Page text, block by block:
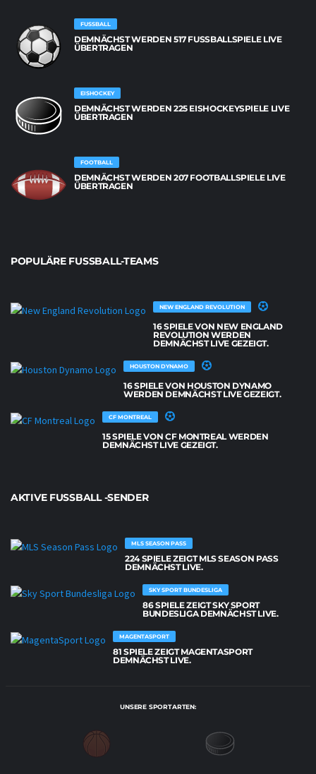
FUSSBALL
DEMNÄCHST WERDEN 517 FUSSBALLSPIELE LIVE Ü
BERTRAGEN
EISHOCKEY
DEMNÄCHST WERDEN 225 EISHOCKEYSPIELE LIVE
ÜBERTRAGEN
FOOTBALL
DEMNÄCHST WERDEN 207 FOOTBALLSPIELE LIVE
ÜBERTRAGEN
POPULÄRE FUSSBALL-TEAMS
NEW ENGLAND REVOLUTION
16 SPIELE VON NEW ENGLAND
REVOLUTION WERDEN
DEMNÄCHST LIVE GEZEIGT.
HOUSTON DYNAMO
16 SPIELE VON HOUSTON DYNAMO
WERDEN DEMNÄCHST LIVE GEZEIGT.
CF MONTREAL
15 SPIELE VON CF MONTREAL WERDEN
DEMNÄCHST LIVE GEZEIGT.
AKTIVE FUSSBALL -SENDER
MLS SEASON PASS
224 SPIELE ZEIGT MLS SEASON PASS
DEMNÄCHST LIVE.
SKY SPORT BUNDESLIGA
86 SPIELE ZEIGT SKY SPORT
BUNDESLIGA DEMNÄCHST LIVE.
MAGENTASPORT
81 SPIELE ZEIGT MAGENTASPORT
DEMNÄCHST LIVE.
UNSERE SPORTARTEN: